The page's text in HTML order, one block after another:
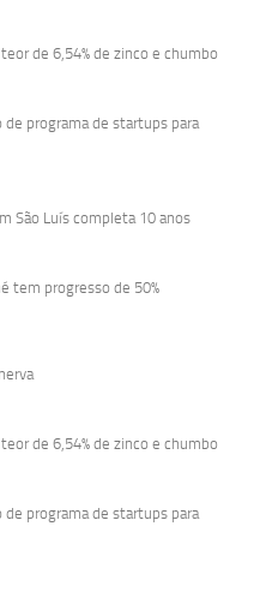
de 6,54% de zinco e chumbo
de programa de startups para
São Luís completa 10 anos
tem progresso de 50%
de 6,54% de zinco e chumbo
de programa de startups para